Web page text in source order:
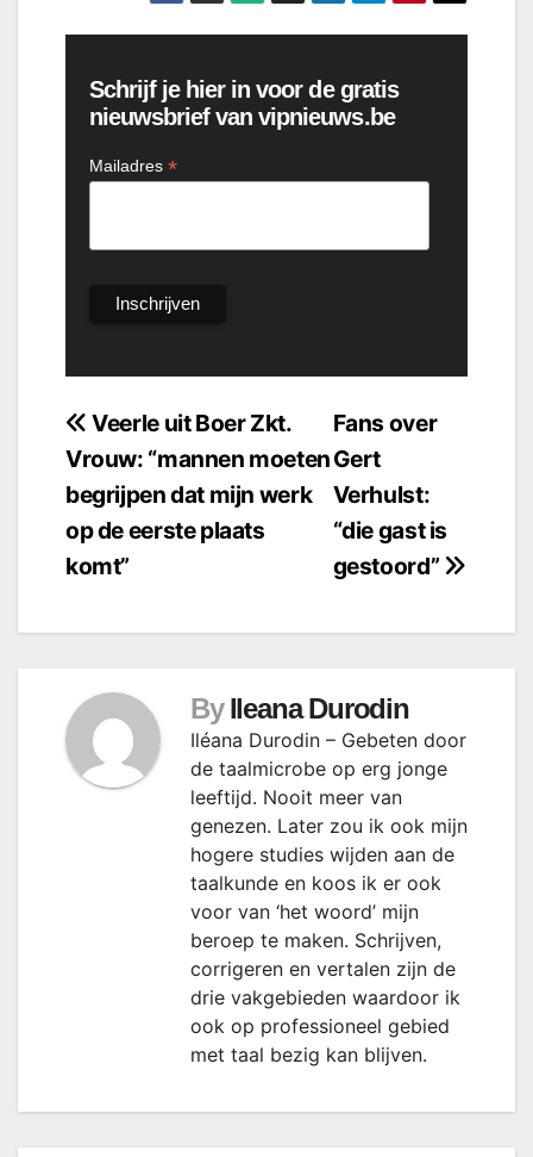
Schrijf je hier in voor de gratis
nieuwsbrief van vipnieuws.be
Mailadres *
Bericht
navigatie
Fans over
Gert
Verhulst:
“die gast is
gestoord”
Veerle uit Boer Zkt.
Vrouw: “mannen moeten
begrijpen dat mijn werk
op de eerste plaats
komt”
By Ileana Durodin
Iléana Durodin – Gebeten door
de taalmicrobe op erg jonge
leeftijd. Nooit meer van
genezen. Later zou ik ook mijn
hogere studies wijden aan de
taalkunde en koos ik er ook
voor van ‘het woord’ mijn
beroep te maken. Schrijven,
corrigeren en vertalen zijn de
drie vakgebieden waardoor ik
ook op professioneel gebied
met taal bezig kan blijven.